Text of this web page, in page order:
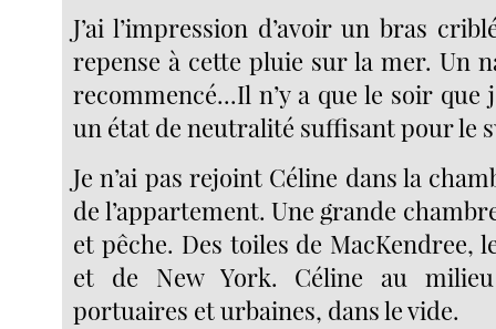
J’ai l’impression d’avoir un bras
repense à cette pluie sur la mer. Un
recommencé...Il n’y a que le soir
un état de neutralité suffisant pour le
Je n’ai pas rejoint Céline dans la
de l’appartement. Une grande
et pêche. Des toiles de MacKendree,
et de New York. Céline au
portuaires et urbaines, dans le vide.